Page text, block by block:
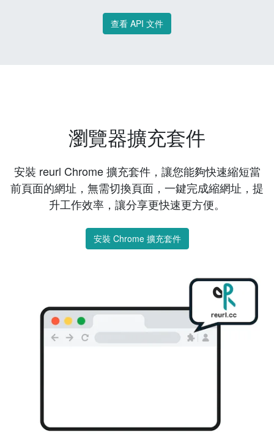
查看 API 文件
瀏覽器擴充套件
安裝 reurl Chrome 擴充套件，讓您能夠快速縮短當
前頁面的網址，無需切換頁面，一鍵完成縮網址，提
升工作效率，讓分享更快速更方便。
安裝 Chrome 擴充套件